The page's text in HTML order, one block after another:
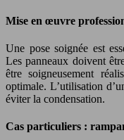
Mise en œuvre
Une pose soignée est
Les panneaux doivent
être soigneusement
optimale. L’utilisation
éviter la condensation.
Cas particuliers :